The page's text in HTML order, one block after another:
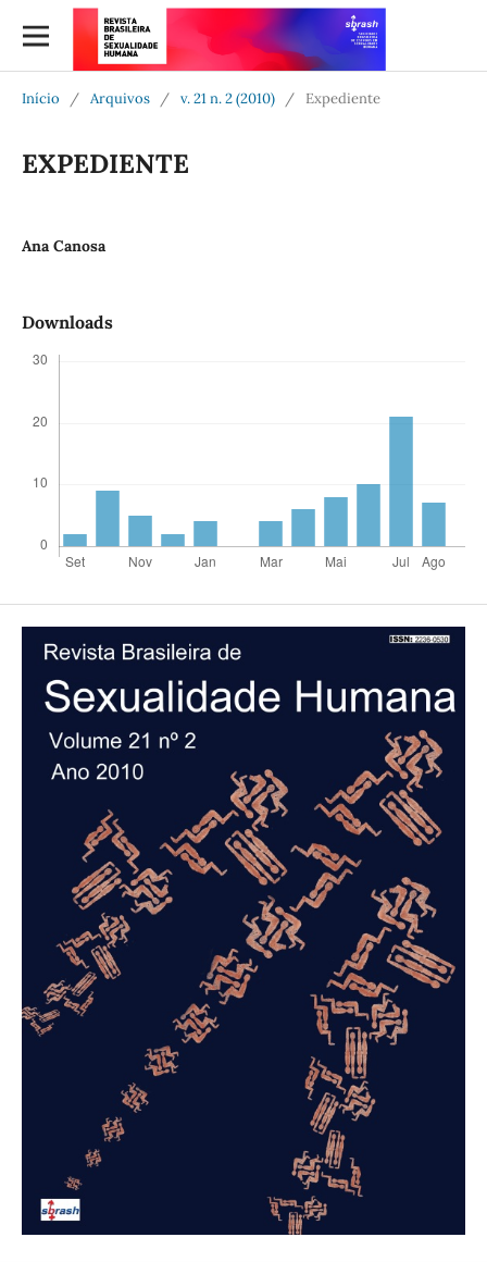
Início / Arquivos / v. 21 n. 2 (2010) / Expediente
EXPEDIENTE
Ana Canosa
Downloads